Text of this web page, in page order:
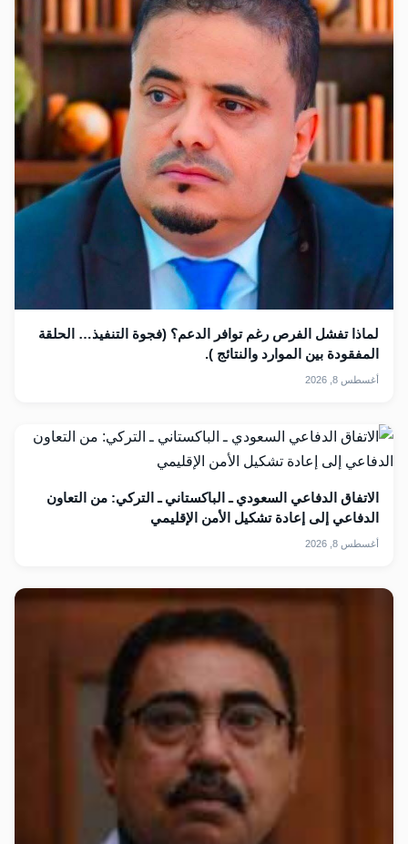
لماذا تفشل الفرص رغم توافر الدعم؟ (فجوة التنفيذ… الحلقة
المفقودة بين الموارد والنتائج ).
أغسطس 8, 2026
الاتفاق الدفاعي السعودي ـ الباكستاني ـ التركي: من التعاون
الدفاعي إلى إعادة تشكيل الأمن الإقليمي
أغسطس 8, 2026